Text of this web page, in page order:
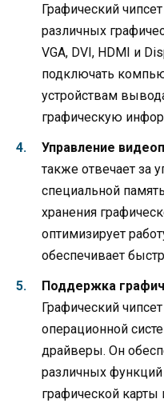
Графический
различных
VGA, DVI, HDMI и
подключать
устройствам
графическую
Управление
также отвечает за
специальной
хранения
оптимизирует
обеспечивает
Поддержка
Графический
операционной
драйверы. Он
различных
графической карты